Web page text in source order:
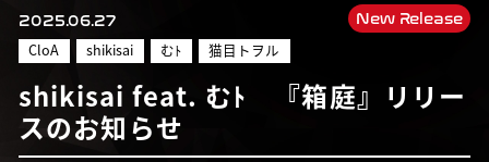
New Release
2025.06.27
CloA shikisai むﾄ 猫目トヲル
shikisai feat. むﾄ 『箱庭』リリー
スのお知らせ